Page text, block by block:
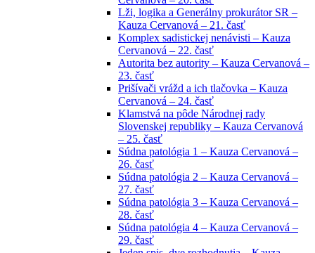
Lži, logika a Generálny prokurátor SR –
Kauza Cervanová – 21. časť
Komplex sadistickej nenávisti – Kauza
Cervanová – 22. časť
Autorita bez autority – Kauza Cervanová –
23. časť
Prišívači vrážd a ich tlačovka – Kauza
Cervanová – 24. časť
Klamstvá na pôde Národnej rady
Slovenskej republiky – Kauza Cervanová
– 25. časť
Súdna patológia 1 – Kauza Cervanová –
26. časť
Súdna patológia 2 – Kauza Cervanová –
27. časť
Súdna patológia 3 – Kauza Cervanová –
28. časť
Súdna patológia 4 – Kauza Cervanová –
29. časť